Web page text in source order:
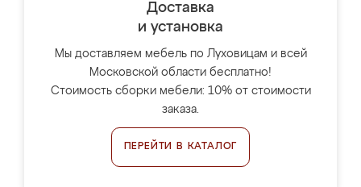
Доставка
и установка
Мы доставляем мебель по Луховицам и всей
Московской области бесплатно!
Стоимость сборки мебели: 10% от стоимости
заказа.
ПЕРЕЙТИ В КАТАЛОГ